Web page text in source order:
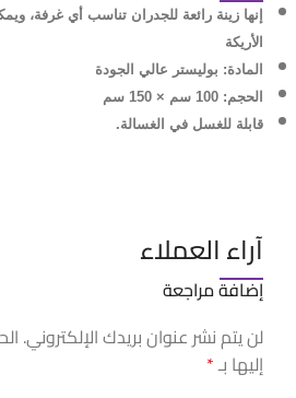
إنها زينة رائعة للجدران تناسب أي غرفة،
الأريكة
المادة: بوليستر عالي الجودة
الحجم: 100 سم × 150 سم
قابلة للغسل في الغسالة.
آراء العملاء
إضافة مراجعة
لن يتم نشر عنوان بريدك الإلكتروني.
إليها بـ*